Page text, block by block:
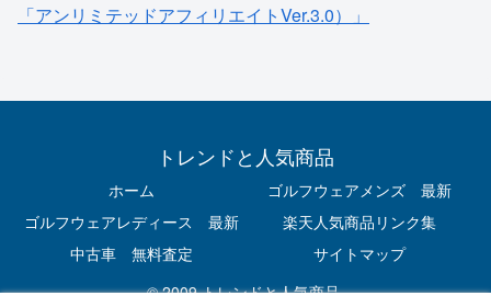
「アンリミテッドアフィリエイトVer.3.0）」
トレンドと人気商品
ホーム
ゴルフウェアメンズ 最新
ゴルフウェアレディース 最新
楽天人気商品リンク集
中古車 無料査定
サイトマップ